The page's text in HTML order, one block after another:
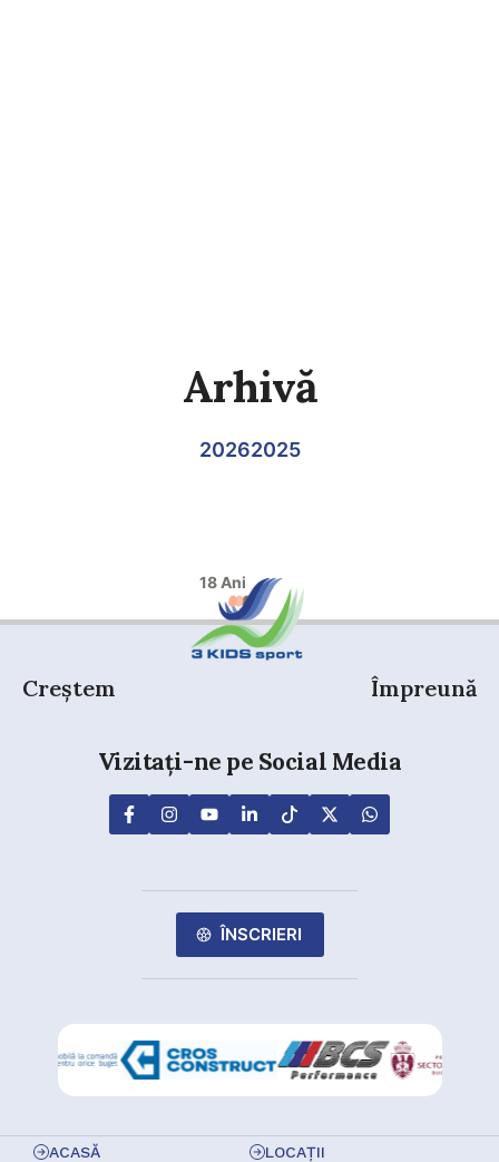
Arhivă
20262025
18 Ani
Creștem Împreună
Vizitați-ne pe Social Media
ÎNSCRIERI
ACASĂ LOCAȚII